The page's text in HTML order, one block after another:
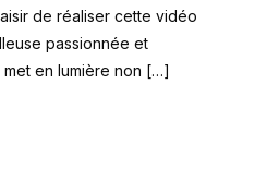
de réaliser cette vidéo
passionnée et
en lumière non […]